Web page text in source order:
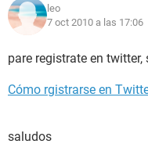
leo
7 oct 2010 a las 17:06
pare registrate en
Cómo rgistrarse en
saludos